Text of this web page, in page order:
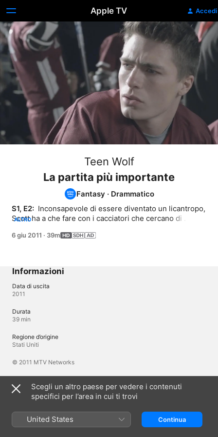
Apple TV Accedi
Teen Wolf
La partita più importante
Fantasy · Drammatico
S1, E2: Inconsapevole di essere diventato un licantropo,
Scott ha a che fare con i cacciatori che cercano di
la pressione della vita adolescenziale, mentre cerca di
Allison.
ALTRO
6 giu 2011 · 39m
Informazioni
Data di uscita
2011
Durata
39 min
Regione d’origine
Stati Uniti
© 2011 MTV Networks
Lingue
Inglese
Scegli un altro paese per vedere i contenuti
specifici per l’area in cui ti trovi
United States Continua